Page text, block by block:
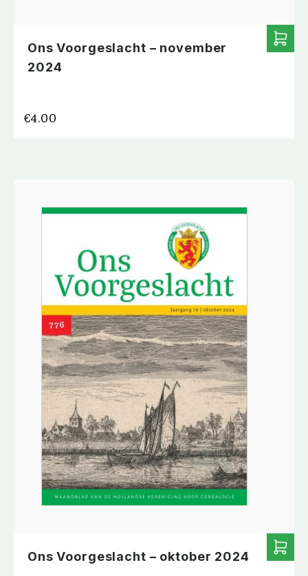
Ons Voorgeslacht – november
2024
€4.00
Ons Voorgeslacht – oktober 2024